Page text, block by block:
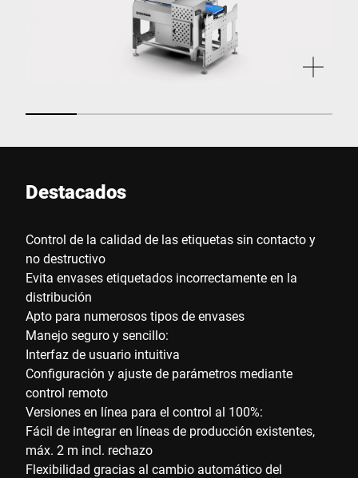
Destacados
Control de la calidad de las etiquetas sin contacto y
no destructivo
Evita envases etiquetados incorrectamente en la
distribución
Apto para numerosos tipos de envases
Manejo seguro y sencillo:
Interfaz de usuario intuitiva
Configuración y ajuste de parámetros mediante
control remoto
Versiones en línea para el control al 100%:
Fácil de integrar en líneas de producción existentes,
máx. 2 m incl. rechazo
Flexibilidad gracias al cambio automático del